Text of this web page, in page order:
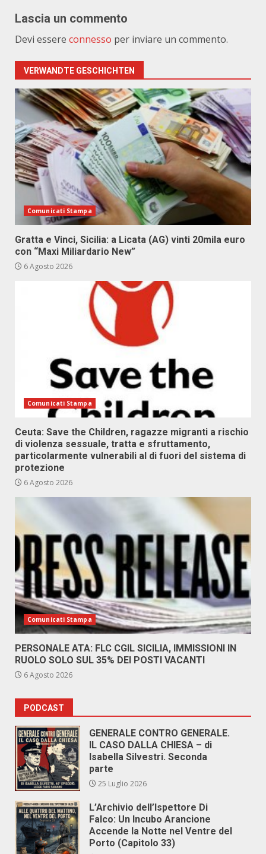
Lascia un commento
Devi essere connesso per inviare un commento.
VERWANDTE GESCHICHTEN
Comunicati Stampa
Gratta e Vinci, Sicilia: a Licata (AG) vinti 20mila euro
con “Maxi Miliardario New”
6 Agosto 2026
Comunicati Stampa
Ceuta: Save the Children, ragazze migranti a rischio
di violenza sessuale, tratta e sfruttamento,
particolarmente vulnerabili al di fuori del sistema di
protezione
6 Agosto 2026
Comunicati Stampa
PERSONALE ATA: FLC CGIL SICILIA, IMMISSIONI IN
RUOLO SOLO SUL 35% DEI POSTI VACANTI
6 Agosto 2026
PODCAST
GENERALE CONTRO GENERALE.
IL CASO DALLA CHIESA – di
Isabella Silvestri. Seconda
parte
25 Luglio 2026
L’Archivio dell’Ispettore Di
Falco: Un Incubo Arancione
Accende la Notte nel Ventre del
Porto (Capitolo 33)